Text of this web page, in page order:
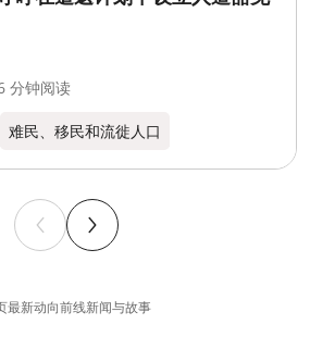
分钟阅读
难民、移民和流徙人口
最新动向前线新闻与故事